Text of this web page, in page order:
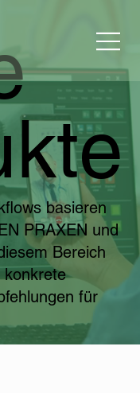
basieren
PRAXEN und
Bereich
konkrete
für